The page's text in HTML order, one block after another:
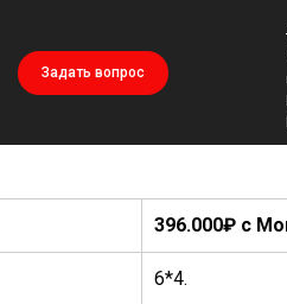
Задать вопрос
396.000₽ с
6*4.